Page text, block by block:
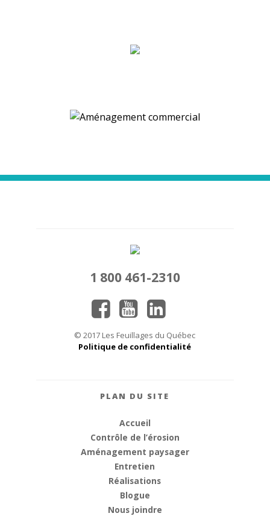
1 800 461-2310
© 2017 Les Feuillages du Québec
Politique de confidentialité
PLAN DU SITE
Accueil
Contrôle de l’érosion
Aménagement paysager
Entretien
Réalisations
Blogue
Nous joindre